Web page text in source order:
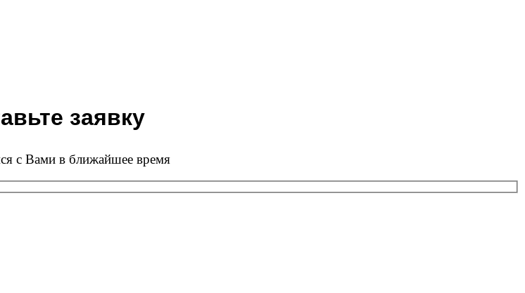
заявку
с Вами в ближайшее время